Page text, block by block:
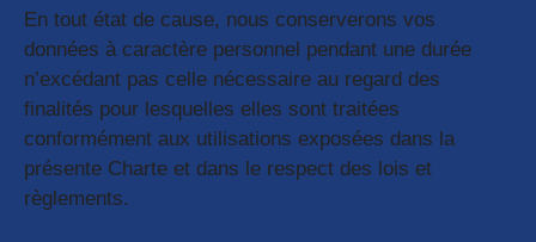
En tout état de cause, nous conserverons vos
données à caractère personnel pendant une durée
n’excédant pas celle nécessaire au regard des
finalités pour lesquelles elles sont traitées
conformément aux utilisations exposées dans la
présente Charte et dans le respect des lois et
règlements.